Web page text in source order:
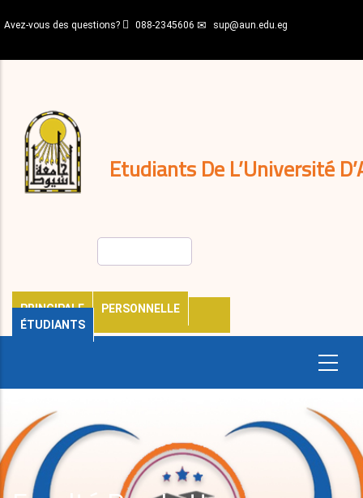
au
principal
Avez-vous des questions? 088-2345606 sup@aun.edu.eg
Etudiants De L’Université
PRINCIPALE
PERSONNELLE
ÉTUDIANTS
décisions
Expatriés
Journal